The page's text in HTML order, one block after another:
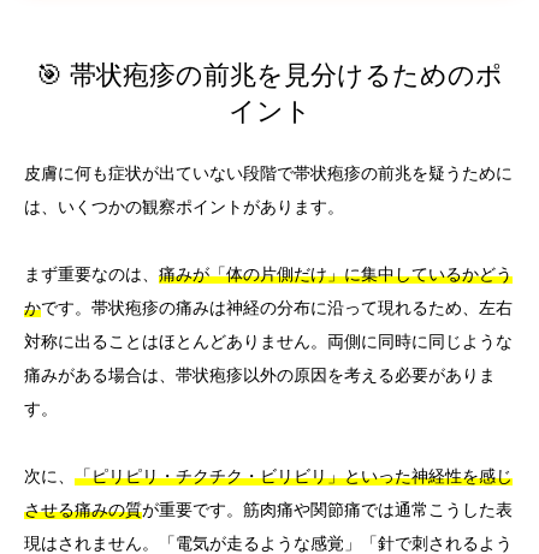
🎯 帯状疱疹の前兆を見分けるためのポ
イント
皮膚に何も症状が出ていない段階で帯状疱疹の前兆を疑うために
は、いくつかの観察ポイントがあります。
まず重要なのは、 痛みが「体の片側だけ」に集中しているかどう
かです。帯状疱疹の痛みは神経の分布に沿って現れるため、左右
対称に出ることはほとんどありません。両側に同時に同じような
痛みがある場合は、帯状疱疹以外の原因を考える必要がありま
す。
次に、 「ピリピリ・チクチク・ビリビリ」といった神経性を感じ
させる痛みの質が重要です。筋肉痛や関節痛では通常こうした表
現はされません。「電気が走るような感覚」「針で刺されるよう